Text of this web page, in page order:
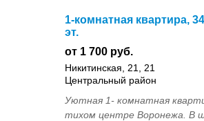
1-комнатная квартира,
эт.
от 1 700 руб.
Никитинская, 21, 21
Центральный район
Уютная 1- комнатная
тихом центре Воронежа. В